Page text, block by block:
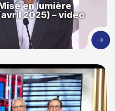
Mise en lumière
2025) – video